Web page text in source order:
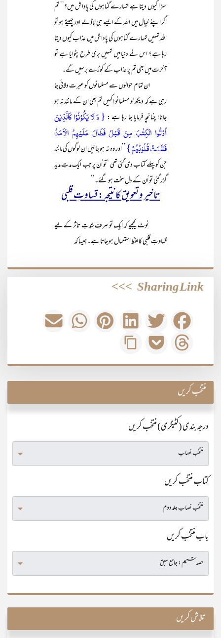
سزا کیوں دیتا ہے تمہارے گناہوں کی پاداش میں؟‘‘ تم
اگر اپنے خیال میں اللہ کے ایسے ہی لاڈلے اور چہیتے ہو تو
اللہ تمہیں تمہارے گناہوں کی پاداش میں عذاب کیوں دیتا
رہا ہے ؟ اس نے دنیا میں تمہیں بری طرح پٹوایا ہے تو
آخرت میں بھی تم پر عذاب کے کوڑے برسیں گے۔
ان تمام حوالوں سے مسلمانوں کو عبرت دلائی جا
رہی ہے کہ دیکھ لو مسلمانو! کہیں تم بھی ان کے مانند نہ ہو
جانا! چنانچہ فرمایا جا رہا ہے : { وَ لَا یَکُوۡنُوۡا کَالَّذِیۡنَ
اُوۡتُوا الۡکِتٰبَ مِنۡ قَبۡلُ فَطَالَ عَلَیۡہِمُ الۡاَمَدُ
فَقَسَتۡ قُلُوۡبُہُمۡ } ’’اور وہ نہ ہو جائیں ان لوگوں کی مانند
جن کو پہلے کتاب دی گئی تھی ‘تو اُن پر جب ایک مدتِ مدید
گزر گئی تو اُن کے دل سخت ہو گئے۔‘‘
تاخیر و تعویق کا نتیجہ : قساوتِ قلبی
نوٹ کیجیے کہ ایک تو صرف شدتِ تاثر کے لیے
قساوتِ قلبی کا لفظ استعمال ہو جاتا ہے۔ جیسا کہ
Sharing Link
>>>
منتخب کریں
درجہ بندی (کٹیگری) منتخب کریں
کتاب منتخب کریں
باب منتخب کریں
تلاش کریں